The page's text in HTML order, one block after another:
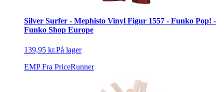
Silver Surfer - Mephisto Vinyl Figur 1557 - Funko Pop! -
Funko Shop Europe
139,95 kr.På lager
EMP Fra PriceRunner